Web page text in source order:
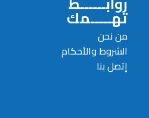
تهـــــمك
من نحن
الشروط والأحكام
إتصل بنا